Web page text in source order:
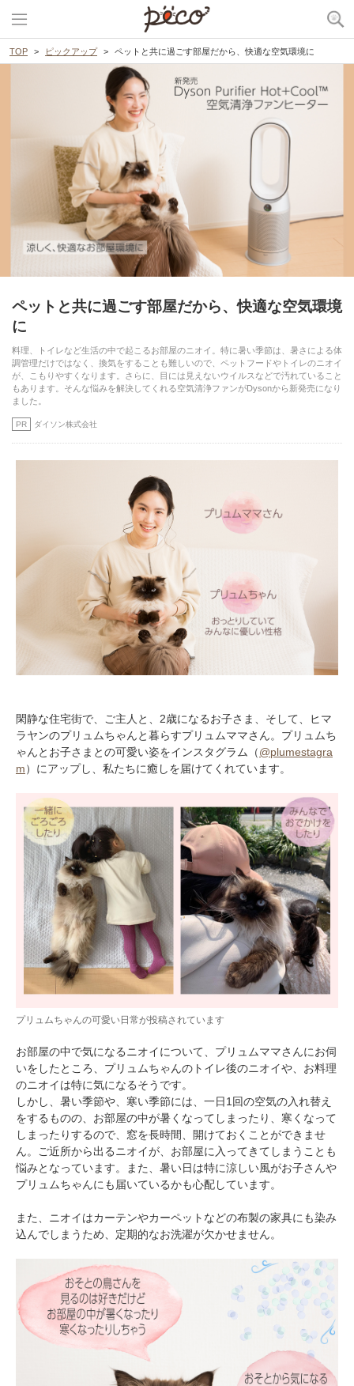
TOP ピックアップ ペットと共に過ごす部屋だから、快適な空気環境に
ペットと共に過ごす部屋だから、快適な空気環境
に
料理、トイレなど生活の中で起こるお部屋のニオイ。特に暑い季節は、暑さによる体
調管理だけではなく、換気をすることも難しいので、ペットフードやトイレのニオイ
が、こもりやすくなります。さらに、目には見えないウイルスなどで汚れていること
もあります。そんな悩みを解決してくれる空気清浄ファンがDysonから新発売になり
ました。
PR ダイソン株式会社
閑静な住宅街で、ご主人と、2歳になるお子さま、そして、ヒマ
ラヤンのプリュムちゃんと暮らすプリュムママさん。プリュムち
ゃんとお子さまとの可愛い姿をインスタグラム（@plumestagra
m）にアップし、私たちに癒しを届けてくれています。
プリュムちゃんの可愛い日常が投稿されています
お部屋の中で気になるニオイについて、プリュムママさんにお伺
いをしたところ、プリュムちゃんのトイレ後のニオイや、お料理
のニオイは特に気になるそうです。
しかし、暑い季節や、寒い季節には、一日1回の空気の入れ替え
をするものの、お部屋の中が暑くなってしまったり、寒くなって
しまったりするので、窓を長時間、開けておくことができませ
ん。ご近所から出るニオイが、お部屋に入ってきてしまうことも
悩みとなっています。また、暑い日は特に涼しい風がお子さんや
プリュムちゃんにも届いているかも心配しています。
また、ニオイはカーテンやカーペットなどの布製の家具にも染み
込んでしまうため、定期的なお洗濯が欠かせません。